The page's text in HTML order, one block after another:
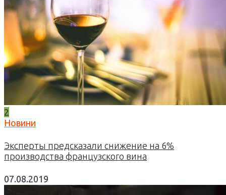
2
Новини
Эксперты предсказали снижение на 6%
производства французского вина
07.08.2019